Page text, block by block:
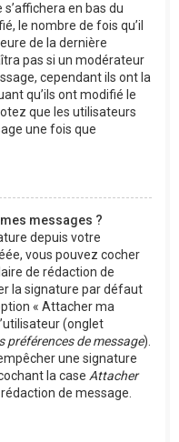
en bas du
le nombre de fois qu’il
de la dernière
pas si un modérateur
cependant ils ont la
qu’ils ont modifié le
que les utilisateurs
une fois que
messages ?
depuis votre
vous pouvez cocher
de rédaction de
la signature par défaut
« Attacher ma
(onglet
préférences de message).
une signature
la case Attacher
de message.